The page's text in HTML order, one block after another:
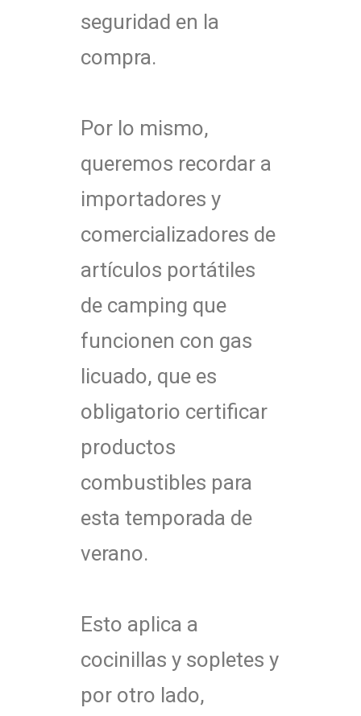
seguridad en la
compra.
Por lo mismo,
queremos recordar a
importadores y
comercializadores de
artículos portátiles
de camping que
funcionen con gas
licuado, que es
obligatorio certificar
productos
combustibles para
esta temporada de
verano.
Esto aplica a
cocinillas y sopletes y
por otro lado,